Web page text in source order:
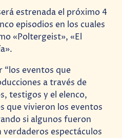
estrenada el próximo 4
episodios en los cuales
«Poltergeist», «El
“los eventos que
a través de
testigos y el elenco,
que vivieron los eventos
si algunos fueron
verdaderos espectáculos